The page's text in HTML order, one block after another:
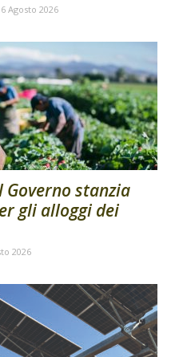
6 Agosto 2026
stanzia
gli alloggi dei
2026